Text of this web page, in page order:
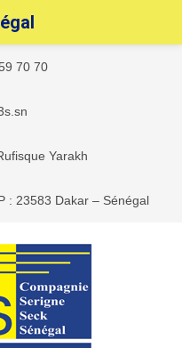
70 70
Yarakh
: 23583 Dakar – Sénégal